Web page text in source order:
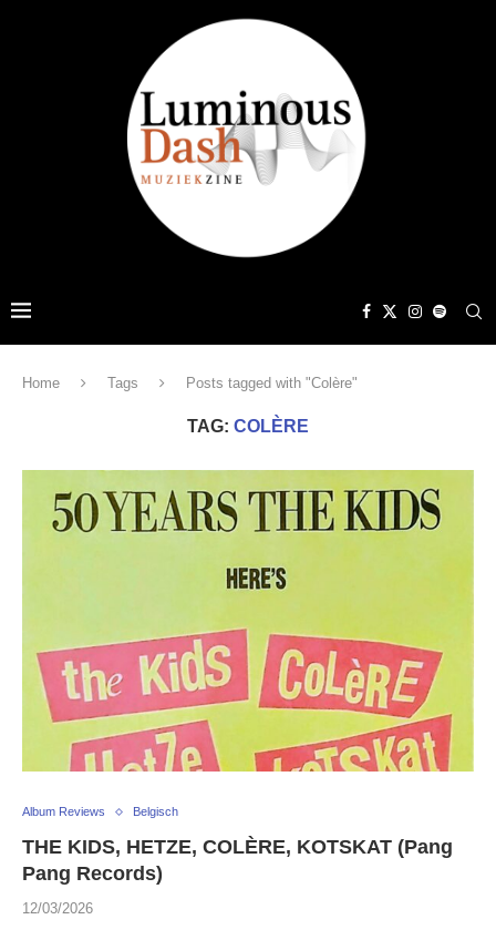
Home Tags Posts tagged with "Colère"
TAG: COLÈRE
Album Reviews Belgisch
THE KIDS, HETZE, COLÈRE, KOTSKAT (Pang
Pang Records)
12/03/2026